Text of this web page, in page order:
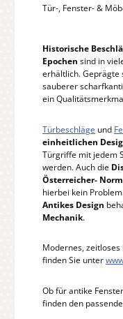
Tür-, Fenster- &
Historische
Epochen sind in
erhältlich. Geprägte
sauberer
ein
Türbeschläge und
einheitlichen
Türgriffe mit jedem
werden. Auch die
Österreicher-
hierbei kein
Antikes Design
Mechanik.
Modernes,
finden Sie unter
Ob für antike
finden den